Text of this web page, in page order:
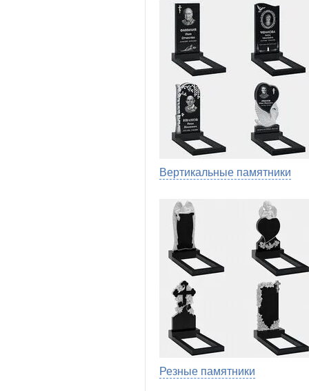
Вертикальные памятники
Резные памятники